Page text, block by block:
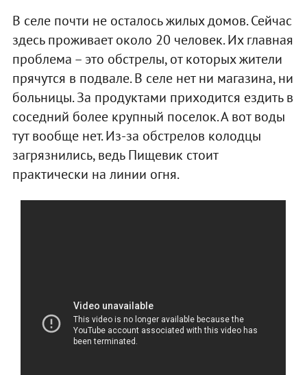
В селе почти не осталось жилых домов. Сейчас
здесь проживает около 20 человек. Их главная
проблема – это обстрелы, от которых жители
прячутся в подвале. В селе нет ни магазина, ни
больницы. За продуктами приходится ездить в
соседний более крупный поселок. А вот воды
тут вообще нет. Из-за обстрелов колодцы
загрязнились, ведь Пищевик стоит
практически на линии огня.